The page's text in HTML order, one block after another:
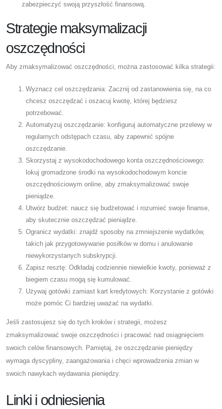
zabezpieczyć swoją przyszłość finansową.
Strategie maksymalizacji
oszczędności
Aby zmaksymalizować oszczędności, można zastosować kilka strategii:
Wyznacz cel oszczędzania: Zacznij od zastanowienia się, na co
chcesz oszczędzać i oszacuj kwotę, której będziesz
potrzebować.
Automatyzuj oszczędzanie: konfiguruj automatyczne przelewy w
regularnych odstępach czasu, aby zapewnić spójne
oszczędzanie.
Skorzystaj z wysokodochodowego konta oszczędnościowego:
lokuj gromadzone środki na wysokodochodowym koncie
oszczędnościowym online, aby zmaksymalizować swoje
pieniądze.
Utwórz budżet: naucz się budżetować i rozumieć swoje finanse,
aby skutecznie oszczędzać pieniądze.
Ogranicz wydatki: znajdź sposoby na zmniejszenie wydatków,
takich jak przygotowywanie posiłków w domu i anulowanie
niewykorzystanych subskrypcji.
Zapisz resztę: Odkładaj codziennie niewielkie kwoty, ponieważ z
biegiem czasu mogą się kumulować.
Używaj gotówki zamiast kart kredytowych: Korzystanie z gotówki
może pomóc Ci bardziej uważać na wydatki.
Jeśli zastosujesz się do tych kroków i strategii, możesz
zmaksymalizować swoje oszczędności i pracować nad osiągnięciem
swoich celów finansowych. Pamiętaj, że oszczędzanie pieniędzy
wymaga dyscypliny, zaangażowania i chęci wprowadzenia zmian w
swoich nawykach wydawania pieniędzy.
Linki i odniesienia